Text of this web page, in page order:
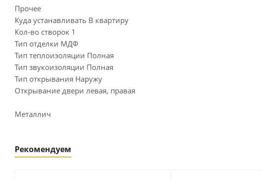
Прочее
Куда устанавливать В квартиру
Кол-во створок 1
Тип отделки МДФ
Тип теплоизоляции Полная
Тип звукоизоляции Полная
Тип открывания Наружу
Открывание двери левая, правая
Металлич
Рекомендуем